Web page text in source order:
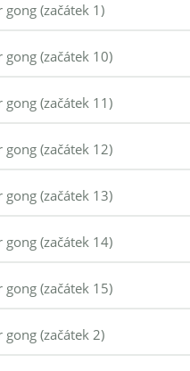
gong (začátek 1)
gong (začátek 10)
gong (začátek 11)
gong (začátek 12)
gong (začátek 13)
gong (začátek 14)
gong (začátek 15)
gong (začátek 2)